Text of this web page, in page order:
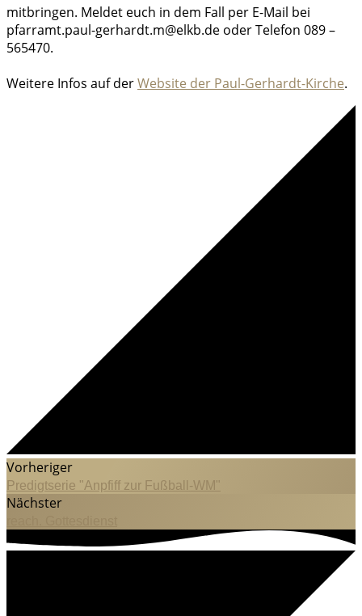
mitbringen. Meldet euch in dem Fall per E-Mail bei
pfarramt.paul-gerhardt.m@elkb.de oder Telefon 089 –
565470.
Weitere Infos auf derWebsite der Paul-Gerhardt-Kirche.
Vorheriger
Predigtserie "Anpfiff zur Fußball-WM"
Nächster